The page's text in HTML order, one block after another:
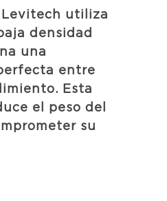
Levitech utiliza
densidad
una
entre
Esta
el peso del
su